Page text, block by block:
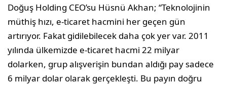
Doğuş Holding CEO’su Hüsnü Akhan; “Teknolojinin
müthiş hızı, e-ticaret hacmini her geçen gün
artırıyor. Fakat gidilebilecek daha çok yer var. 2011
yılında ülkemizde e-ticaret hacmi 22 milyar
dolarken, grup alışverişin bundan aldığı pay sadece
6 milyar dolar olarak gerçekleşti. Bu payın doğru